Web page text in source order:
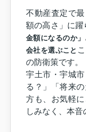
不動産査定で
額の高さ」に躍
金額になるのか
会社を選ぶこと
の防衛策です。
宇土市・宇城
る？」「将来
方も、お気軽
しみなく、本音